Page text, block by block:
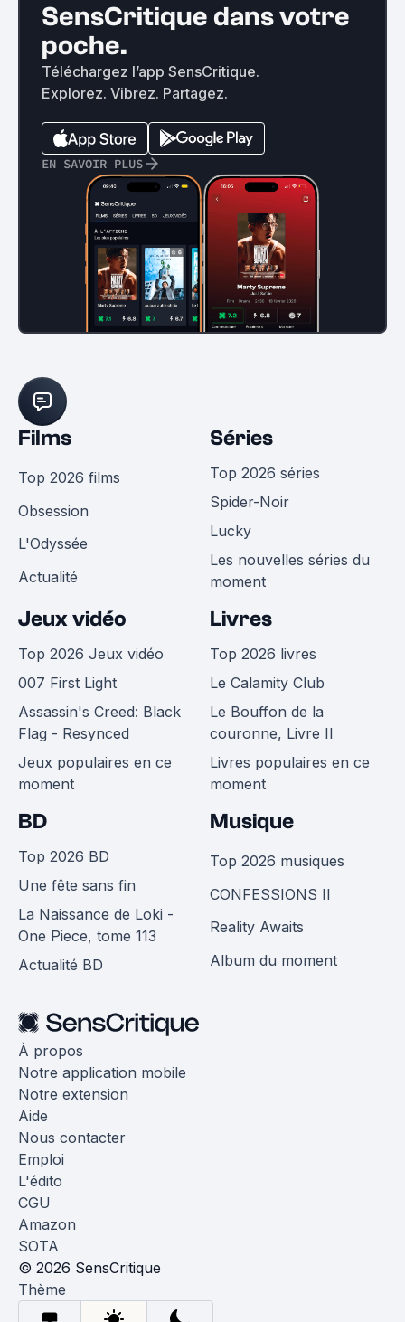
SensCritique dans votre
poche.
Téléchargez l’app SensCritique.
Explorez. Vibrez. Partagez.
EN SAVOIR PLUS
Films
Top 2026 films
Obsession
L'Odyssée
Actualité
Séries
Top 2026 séries
Spider-Noir
Lucky
Les nouvelles séries du
moment
Jeux vidéo
Top 2026 Jeux vidéo
007 First Light
Assassin's Creed: Black
Flag - Resynced
Jeux populaires en ce
moment
Livres
Top 2026 livres
Le Calamity Club
Le Bouffon de la
couronne, Livre II
Livres populaires en ce
moment
BD
Top 2026 BD
Une fête sans fin
La Naissance de Loki -
One Piece, tome 113
Actualité BD
Musique
Top 2026 musiques
CONFESSIONS II
Reality Awaits
Album du moment
À propos
Notre application mobile
Notre extension
Aide
Nous contacter
Emploi
L'édito
CGU
Amazon
SOTA
© 2026 SensCritique
Thème